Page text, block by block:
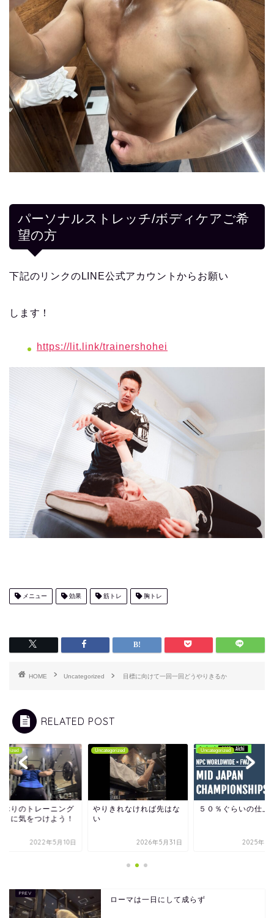
パーソナルストレッチ/ボディケアご希
望の方
下記のリンクのLINE公式アカウントからお願い
します！
https://lit.link/trainershohei
メニュー 効果 筋トレ 胸トレ
HOME Uncategorized 目標に向けて一回一回どうやりきるか
RELATED POST
ぶりのトレーニング
こに気をつけよう！
2022年5月10日
Uncategorized
やりきれなければ先はな
い
2026年5月31日
Uncategorized
５０％ぐらいの仕上
2025年7
ローマは一日にして成らず